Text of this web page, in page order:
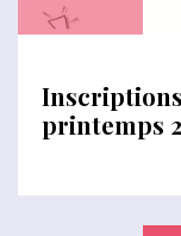
Inscriptions
printemps